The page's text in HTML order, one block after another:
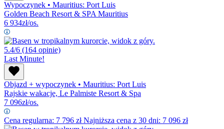
Wypoczynek • Mauritius: Port Luis
Golden Beach Resort & SPA Mauritius
6 934zł/os.
5.4/6 (164 opinie)
Last Minute!
Objazd + wypoczynek • Mauritius: Port Luis
Rajskie wakacje, Le Palmiste Resort & Spa
7 096zł/os.
Cena regularna: 7 796 złNajniższa cena z 30 dni: 7 096 zł